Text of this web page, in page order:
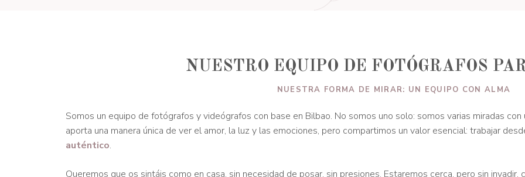
NUESTRO EQUIPO DE FOTÓGRAFOS
NUESTRA FORMA DE MIRAR: UN EQUIPO CON ALMA
Somos un equipo de fotógrafos y videógrafos con base en Bilbao. No somos uno solo: somos varias miradas
aporta una manera única de ver el amor, la luz y las emociones, pero compartimos un valor esencial: trabajar
auténtico.
Queremos que os sintáis como en casa, sin necesidad de posar, sin presiones. Estaremos cerca, pero sin